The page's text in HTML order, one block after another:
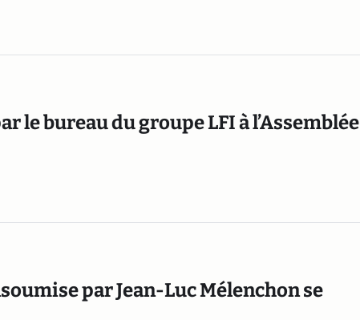
le bureau du groupe LFI à l’Assemblée
par Jean-Luc Mélenchon se